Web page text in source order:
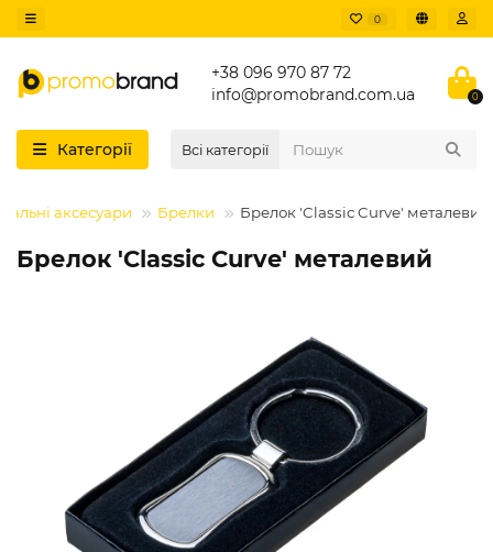
0
+38 096 970 87 72
info@promobrand.com.ua
0
Категорії Всі категорії
аксесуари Брелки Брелок 'Classic Curve' металевий
Брелок 'Classic Curve' металевий